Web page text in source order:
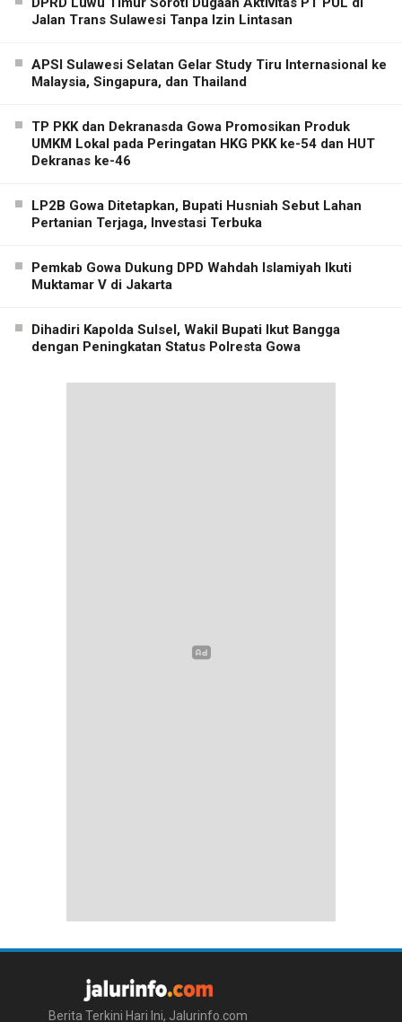
Jalan Trans Sulawesi Tanpa Izin Lintasan
APSI Sulawesi Selatan Gelar Study Tiru Internasional ke
Malaysia, Singapura, dan Thailand
TP PKK dan Dekranasda Gowa Promosikan Produk
UMKM Lokal pada Peringatan HKG PKK ke-54 dan HUT
Dekranas ke-46
LP2B Gowa Ditetapkan, Bupati Husniah Sebut Lahan
Pertanian Terjaga, Investasi Terbuka
Pemkab Gowa Dukung DPD Wahdah Islamiyah Ikuti
Muktamar V di Jakarta
Dihadiri Kapolda Sulsel, Wakil Bupati Ikut Bangga
dengan Peningkatan Status Polresta Gowa
Berita Terkini Hari Ini, Jalurinfo.com